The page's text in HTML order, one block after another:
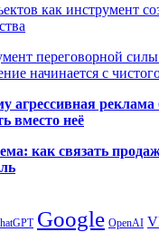
как инструмент
переговорной
начинается с
агрессивная
вместо неё
как связать
Google OpenAI